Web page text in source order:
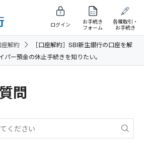
ログイン
お手続き
フォーム
各種取引・
お手続き
座解約
［口座解約］SBI新生銀行の口座を解
ー預金の休止手続きを知りたい。
問